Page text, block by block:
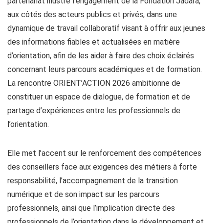
aux côtés des acteurs publics et privés, dans une
dynamique de travail collaboratif visant à offrir aux jeunes
des informations fiables et actualisées en matière
d’orientation, afin de les aider à faire des choix éclairés
concernant leurs parcours académiques et de formation.
La rencontre ORIENT’ACTION 2026 ambitionne de
constituer un espace de dialogue, de formation et de
partage d’expériences entre les professionnels de
l’orientation.
Elle met l’accent sur le renforcement des compétences
des conseillers face aux exigences des métiers à forte
responsabilité, l’accompagnement de la transition
numérique et de son impact sur les parcours
professionnels, ainsi que l’implication directe des